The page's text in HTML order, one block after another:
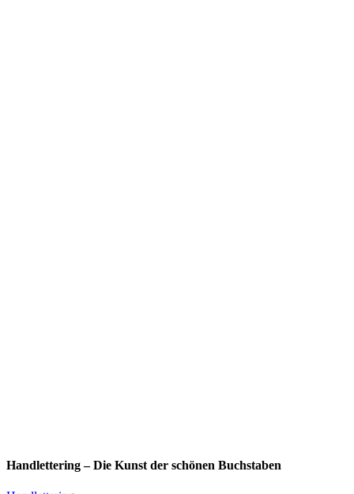
Handlettering – Die Kunst der schönen Buchstaben